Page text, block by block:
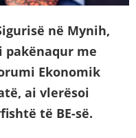
në Mynih,
pakënaqur me
Ekonomik
ai vlerësoi
të BE-së.